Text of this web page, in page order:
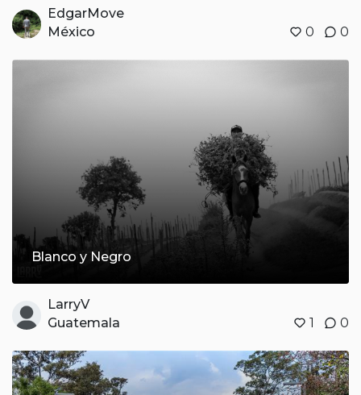
EdgarMove
México
0 0
Blanco y Negro
LarryV
Guatemala
1 0